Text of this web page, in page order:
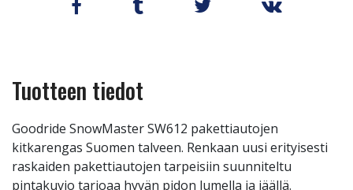
Tuotteen tiedot
Goodride SnowMaster SW612 pakettiautojen
kitkarengas Suomen talveen. Renkaan uusi erityisesti
raskaiden pakettiautojen tarpeisiin suunniteltu
pintakuvio tarjoaa hyvän pidon lumella ja jäällä.